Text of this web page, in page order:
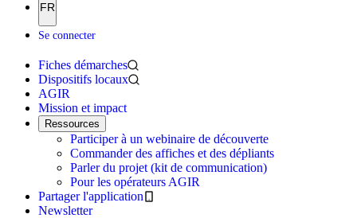
FR
Se connecter
Fiches démarches
Dispositifs locaux
AGIR
Mission et impact
Ressources
Participer à un webinaire de découverte
Commander des affiches et des dépliants
Parler du projet (kit de communication)
Pour les opérateurs AGIR
Partager l'application
Newsletter